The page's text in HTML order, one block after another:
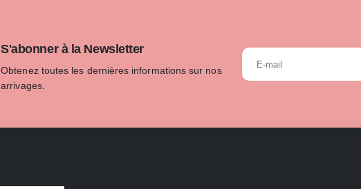
S'abonner à la Newsletter
Obtenez toutes les dernières informations sur nos
arrivages.